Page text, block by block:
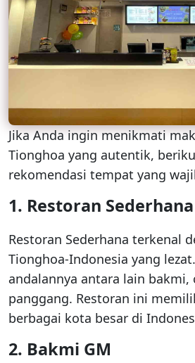
Jika Anda ingin menikmati
Tionghoa yang autentik,
rekomendasi tempat yang
1. Restoran Sederhana
Restoran Sederhana terkenal
Tionghoa-Indonesia yang
andalannya antara lain bakmi,
panggang. Restoran ini
berbagai kota besar di
2. Bakmi GM